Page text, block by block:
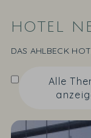
HOTEL
DAS AHLBECK
Alle